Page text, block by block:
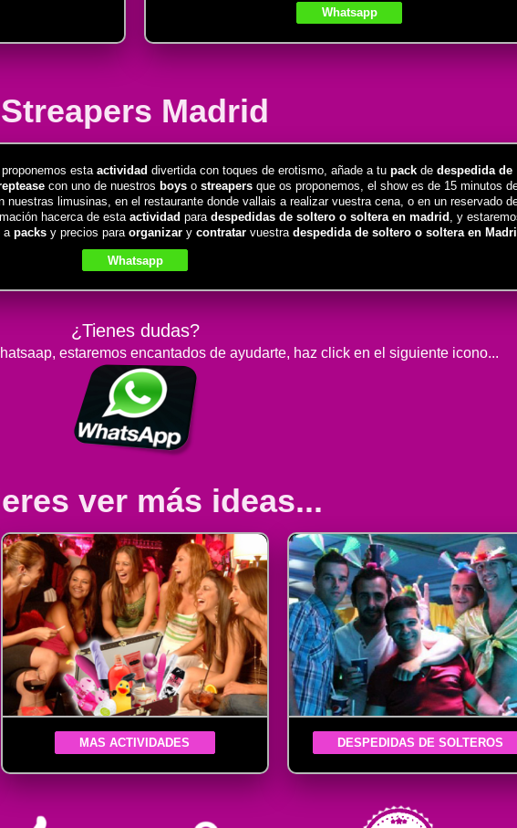
Whatsapp
Streapers Madrid
proponemos esta actividad divertida con toques de erotismo, añade a tu pack de despedida de
con uno de nuestros boyso streapersque os proponemos, el show es de 15 minutos
nuestras limusinas, en el restaurante donde vallais a realizar vuestra cena, o en un reservado
hacerca de esta actividad para despedidas de soltero o soltera en madrid
, y
a packsy precios para organizary contratarvuestra despedida de soltero o soltera en
Whatsapp
¿Tienes dudas?
estaremos encantados de ayudarte, haz click en el siguiente icono...
ver más ideas...
MAS ACTIVIDADES DESPEDIDAS DE SOLTEROS